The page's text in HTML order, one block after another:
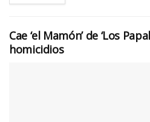
Cae ‘el Mamón’ de ‘Los
homicidios